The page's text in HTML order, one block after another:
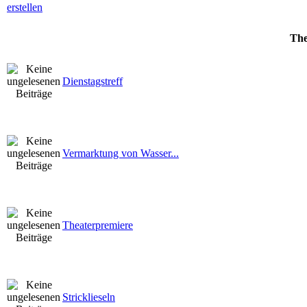
Dienstagstreff
Vermarktung von Wasser...
Theaterpremiere
Stricklieseln